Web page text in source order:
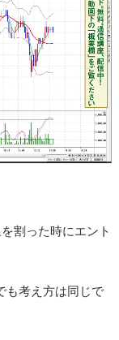
割った時にエント
も考え方は同じで